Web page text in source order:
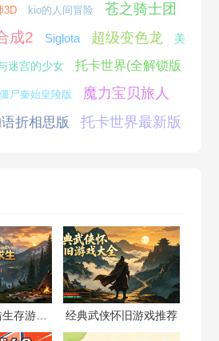
3D kio的人间冒险
苍之骑士团
成2 Siglota 超级变色龙 美
迷宫的少女 托卡世界(全解锁版
尸秦始皇陵版 魔力宝贝旅人
折相思版 托卡世界最新版
经典武侠怀旧游戏推荐